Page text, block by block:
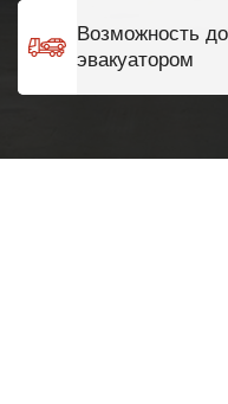
Возможность
эвакуатором